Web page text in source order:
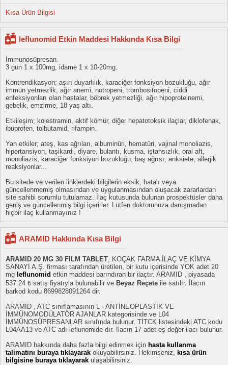
Kısa Ürün Bilgisi
leflunomid Etkin Maddesi Hakkında Kısa Bilgi
İmmunosüpresan.
3 gün 1 x 100mg, idame 1 x 10-20mg.
Kontrendikasyon; aşırı duyarlılık, karaciğer fonksiyon bozukluğu, ağır
immün yetmezlik, ağır anemi, nötropeni, trombositopeni, ciddi
enfeksiyonları olan hastalar, böbrek yetmezliği, ağır hipoproteinemi,
gebelik, emzirme, 18 yaş altı.
Etkileşim; kolestramin, aktif kömür, diğer hepatotoksik ilaçlar, diklofenak,
ibuprofen, tolbutamid, rifampin.
Yan etkiler; ateş, kas ağrıları, albuminüri, hematüri, vajinal monoliazis,
hipertansiyon, taşikardi, diyare, bulantı, kusma, iştahsızlık, oral aft,
monoliazis, karaciğer fonksiyon bozukluğu, baş ağrısı, anksiete, allerjik
reaksiyonlar...
Bu sitede ve verilen linklerdeki bilgilerin eksik, hatalı veya
güncellenmemiş olmasından ve uygulanmasından oluşacak zararlardan
site sahibi sorumlu tutulamaz. İlaç kutusunda bulunan prospektüsler daha
geniş ve güncellenmiş bilgi içerirler. Lütfen doktorunuza danışmadan
hiçbir ilaç kullanmayınız !
ARAMID Hakkında Kısa Bilgi
ARAMID 20 MG 30 FILM TABLET, KOÇAK FARMA İLAÇ VE KİMYA
SANAYİ A.Ş. firması tarafından üretilen, bir kutu içerisinde YOK adet 20
mg leflunomid etkin maddesi barındıran bir ilaçtır. ARAMID , piyasada
537.24 ₺ satış fiyatıyla bulunabilir ve Beyaz Reçete ile satılır. İlacın
barkod kodu 8699828091264 dir.
ARAMID , ATC sınıflamasının L - ANTİNEOPLASTİK VE
İMMÜNOMODÜLATÖR AJANLAR kategorisinde ve L04
İMMÜNOSÜPRESANLAR sınıfında bulunur. TİTCK listesindeki ATC kodu
L04AA13 ve ATC adı leflunomide dır. İlacın 17 adet eş değer ilacı bulunur.
ARAMID hakkında daha fazla bilgi edinmek için hasta kullanma
talimatını buraya tıklayarak okuyabilirsiniz. Hekimseniz, kısa ürün
bilgisine buraya tıklayarak ulaşabilirsiniz.